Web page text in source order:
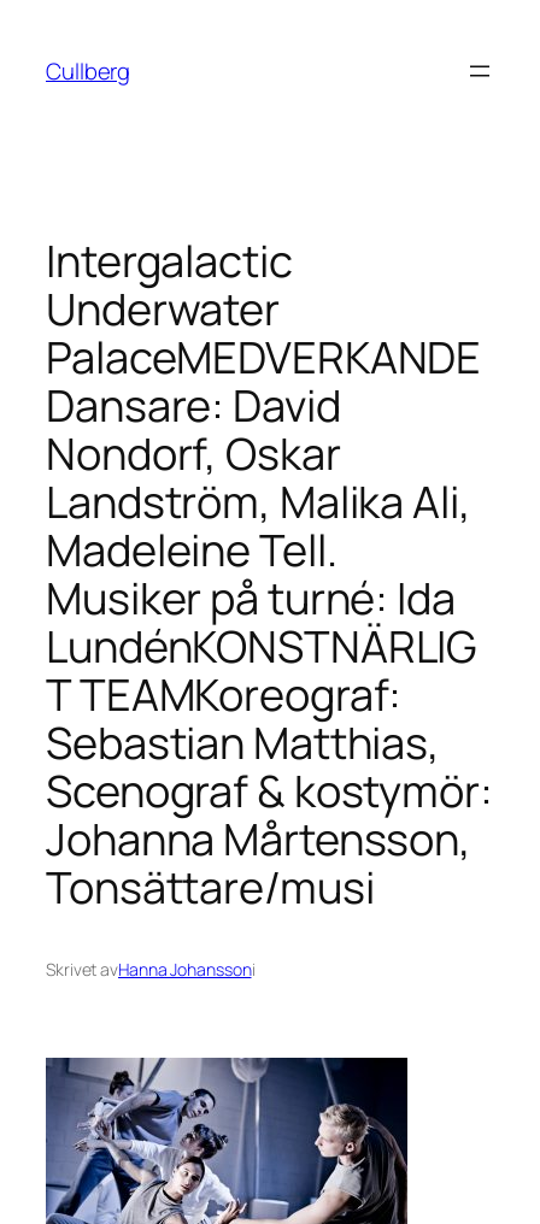
innehåll
Cullberg
Intergalactic
Underwater
PalaceMEDVERKANDE
Dansare: David
Nondorf, Oskar
Landström, Malika Ali,
Madeleine Tell.
Musiker på turné: Ida
LundénKONSTNÄRLIG
T TEAMKoreograf:
Sebastian Matthias,
Scenograf & kostymör:
Johanna Mårtensson,
Tonsättare/musi
Skrivet avHanna Johanssoni